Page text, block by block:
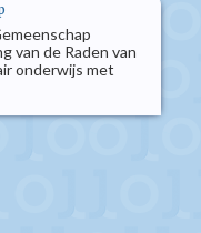
van de Raden van
onderwijs met